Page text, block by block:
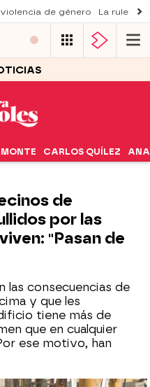
de género La ruleta
CARLOS QUÍLEZ ANA
de
por las
"Pasan de
las consecuencias de
y que les
tiene más de
que en cualquier
ese motivo, han